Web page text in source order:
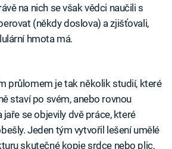
na nich se však vědci naučili s
(někdy doslova) a zjišťovali,
hmota má.
průlomem je tak několik studií, které
staví po svém, anebo rovnou
jaře se objevily dvě práce, které
Jeden tým vytvořil lešení umělé
skutečné kopie srdce nebo plic,